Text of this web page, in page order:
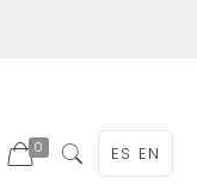
0 ES EN